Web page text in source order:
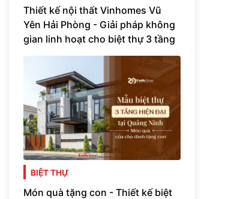
Thiết kế nội thất Vinhomes Vũ
Yên Hải Phòng - Giải pháp không
gian linh hoạt cho biệt thự 3 tầng
BIỆT THỰ
Món quà tặng con - Thiết kế biệt